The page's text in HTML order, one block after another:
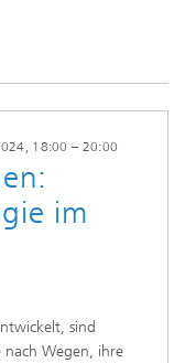
, 18:00 – 20:00
im
sind
Wegen, ihre